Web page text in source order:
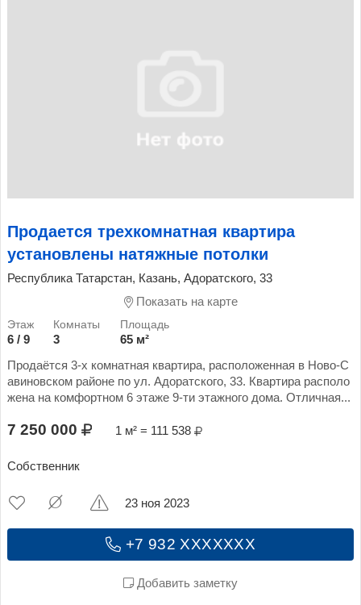
Продается трехкомнатная квартира
установлены натяжные потолки
Республика Татарстан, Казань, Адоратского, 33
Показать на карте
6 / 9 3
65 м²
Продаётся 3-х комнатная квартира, расположенная в Ново-С
авиновском районе по ул. Адоратского, 33. Квартира располо
жена на комфортном 6 этаже 9-ти этажного дома. Отличная...
7 250 000 1 м² = 111 538
Собственник
+7 932 XXXXXXX
Добавить заметку
23 ноя 2023